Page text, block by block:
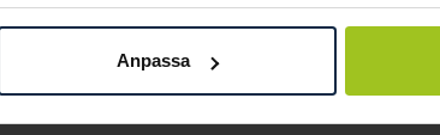
Anpassa
Rg/Vg örhänge hjärta
TW-si 0,02ct
Pris:9 000 kr
9 000 kr